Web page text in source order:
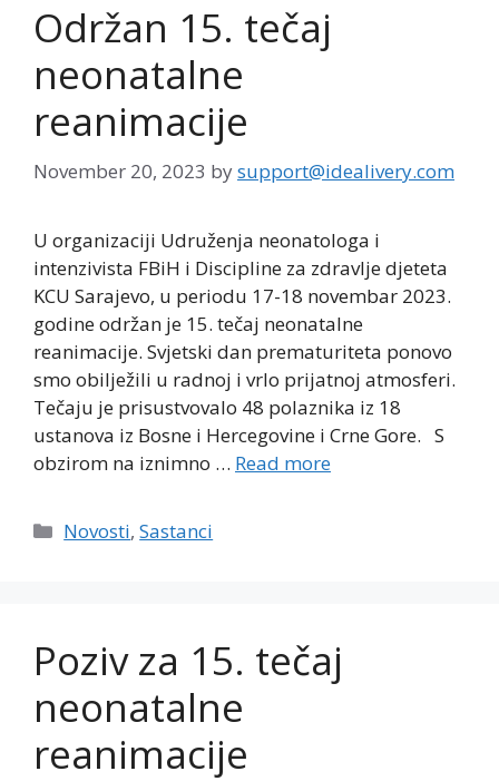
Održan 15. tečaj
neonatalne
reanimacije
November 20, 2023 bysupport@idealivery.com
U organizaciji Udruženja neonatologa i
intenzivista FBiH i Discipline za zdravlje djeteta
KCU Sarajevo, u periodu 17-18 novembar 2023.
godine održan je 15. tečaj neonatalne
reanimacije. Svjetski dan prematuriteta ponovo
smo obilježili u radnoj i vrlo prijatnoj atmosferi.
Tečaju je prisustvovalo 48 polaznika iz 18
ustanova iz Bosne i Hercegovine i Crne Gore. S
obzirom na iznimno … Read more
Categories
Novosti,Sastanci
Poziv za 15. tečaj
neonatalne
reanimacije